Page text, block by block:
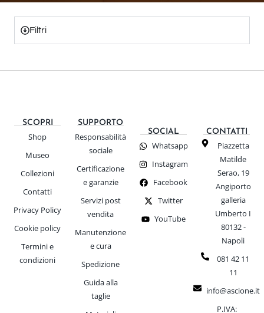
Filtri
SCOPRI
Shop
Museo
Collezioni
Contatti
Privacy Policy
Cookie policy
Termini e
condizioni
SUPPORTO
Responsabilità
sociale
Certificazione
e garanzie
Servizi post
vendita
Manutenzione
e cura
Spedizione
Guida alla
taglie
SOCIAL
Whatsapp
Instagram
Facebook
Twitter
YouTube
CONTATTI
Piazzetta
Matilde
Serao, 19
Angiporto
galleria
Umberto I
80132 -
Napoli
081 42 11
11
info@ascione.it
P.IVA: